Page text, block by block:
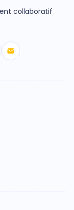
collaboratif